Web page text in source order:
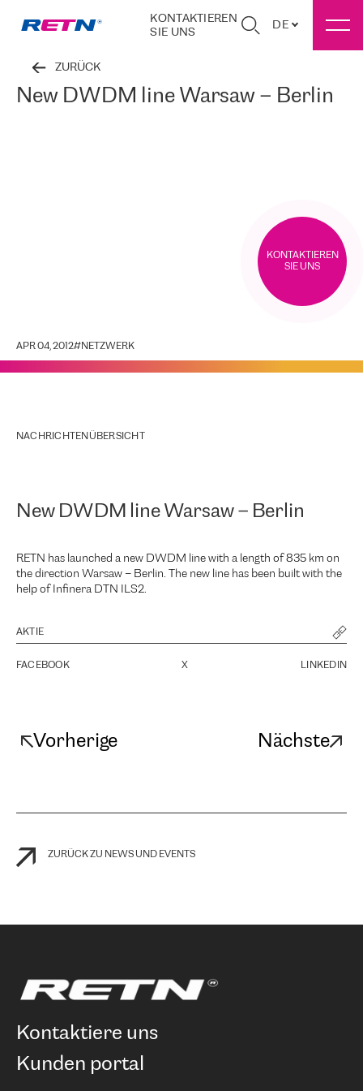
KONTAKTIEREN
SIE UNS
DE
ZURÜCK
New DWDM line Warsaw – Berlin
APR 04, 2012#NETZWERK
KONTAKTIEREN
SIE UNS
NACHRICHTENÜBERSICHT
New DWDM line Warsaw – Berlin
RETN has launched a new DWDM line with a length of 835 km on
the direction Warsaw – Berlin. The new line has been built with the
help of Infinera DTN ILS2.
AKTIE
FACEBOOK X LINKEDIN
Vorherige Nächste
ZURÜCK ZU NEWS UND EVENTS
kontaktiere uns
kunden portal